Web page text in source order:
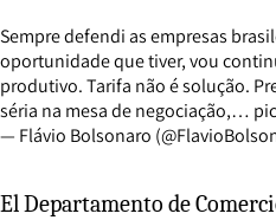
Sempre defendi as empresas
oportunidade que tiver, vou
produtivo. Tarifa não é solução.
séria na mesa de negociação,…
— Flávio Bolsonaro
El Departamento de